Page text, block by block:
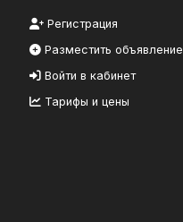
Регистрация
Разместить объявление
Войти в кабинет
Тарифы и цены